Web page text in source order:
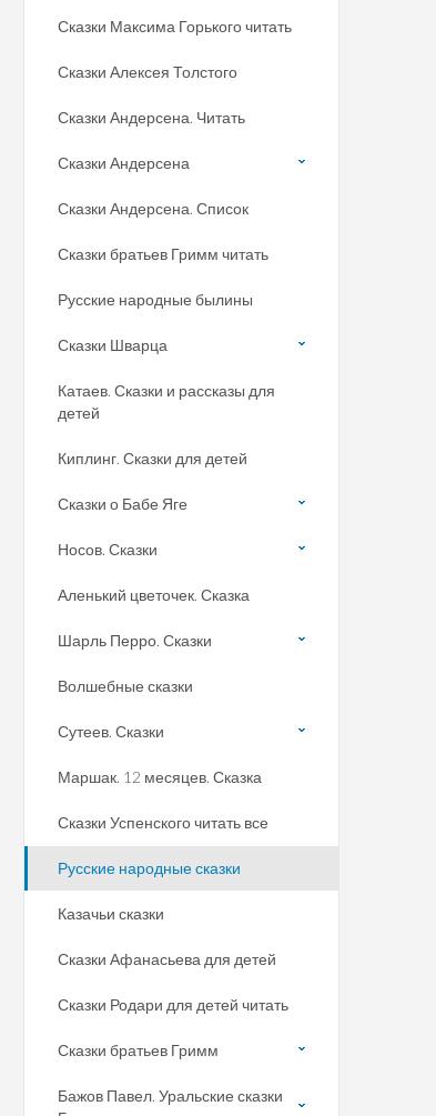
Сказки Максима Горького читать
Сказки Алексея Толстого
Сказки Андерсена. Читать
Сказки Андерсена
Сказки Андерсена. Список
Сказки братьев Гримм читать
Русские народные былины
Сказки Шварца
Катаев. Сказки и рассказы для
детей
Киплинг. Сказки для детей
Сказки о Бабе Яге
Носов. Сказки
Аленький цветочек. Сказка
Шарль Перро. Сказки
Волшебные сказки
Сутеев. Сказки
Маршак. 12 месяцев. Сказка
Сказки Успенского читать все
Русские народные сказки
Казачьи сказки
Сказки Афанасьева для детей
Сказки Родари для детей читать
Сказки братьев Гримм
Бажов Павел. Уральские сказки